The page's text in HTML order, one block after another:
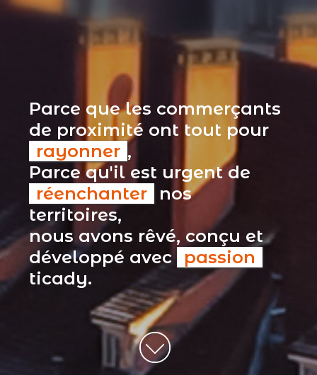
Parce que les commerçants
de proximité ont tout pour
rayonner ,
Parce qu'il est urgent de
réenchanter
nos
territoires,
nous avons rêvé, conçu et
développé avec passion
ticady.